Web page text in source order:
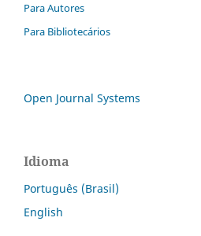
Para Autores
Para Bibliotecários
Open Journal Systems
Idioma
Português (Brasil)
English